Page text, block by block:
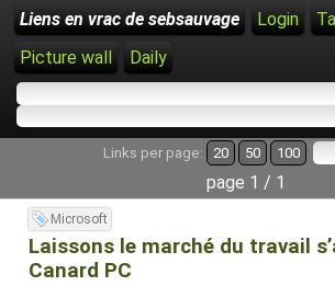
Liens en vrac de sebsauvage Login
Picture wall
Daily
Links per page: 20 50 100
page 1 / 1
Microsoft
Laissons le marché du travail
Canard PC